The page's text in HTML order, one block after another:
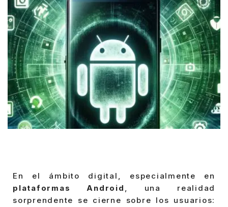
En el ámbito digital, especialmente en
plataformas Android , una realidad
sorprendente se cierne sobre los usuarios: